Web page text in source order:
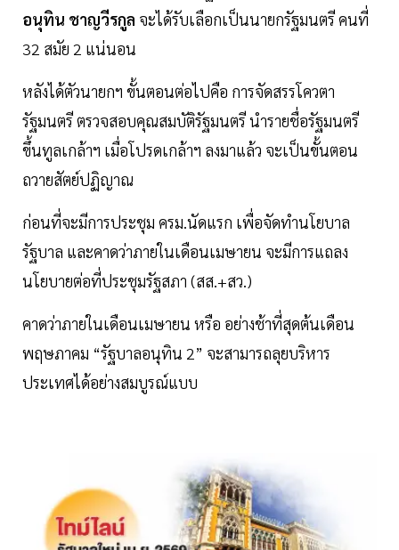
อนุทิน ชาญวีรกูล จะได้รับเลือกเป็นนายกรัฐมนตรี คนที่
32 สมัย 2 แน่นอน
หลังได้ตัวนายกฯ ขั้นตอนต่อไปคือ การจัดสรรโควตา
รัฐมนตรี ตรวจสอบคุณสมบัติรัฐมนตรี นำรายชื่อรัฐมนตรี
ขึ้นทูลเกล้าฯ เมื่อโปรดเกล้าฯ ลงมาแล้ว จะเป็นขั้นตอน
ถวายสัตย์ปฏิญาณ
ก่อนที่จะมีการประชุม ครม.นัดแรก เพื่อจัดทำนโยบาล
รัฐบาล และคาดว่าภายในเดือนเมษายน จะมีการแถลง
นโยบายต่อที่ประชุมรัฐสภา (สส.+สว.)
คาดว่าภายในเดือนเมษายน หรือ อย่างช้าที่สุดต้นเดือน
พฤษภาคม “รัฐบาลอนุทิน 2” จะสามารถลุยบริหาร
ประเทศได้อย่างสมบูรณ์แบบ